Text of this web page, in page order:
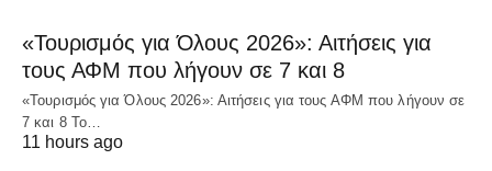
«Τουρισμός για Όλους 2026»: Αιτήσεις για
τους ΑΦΜ που λήγουν σε 7 και 8
«Τουρισμός για Όλους 2026»: Αιτήσεις για τους ΑΦΜ που λήγουν σε
7 και 8 Το…
11 hours ago